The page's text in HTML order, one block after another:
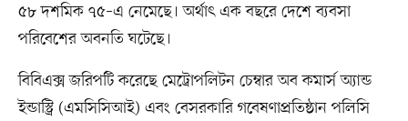
৫৮ দশমিক ৭৫–এ নেমেছে। অর্থাৎ এক বছরে দেশে ব্যবসা
পরিবেশের অবনতি ঘটেছে।
বিবিএক্স জরিপটি করেছে মেট্রোপলিটন চেম্বার অব কমার্স অ্যান্ড
ইন্ডাস্ট্রি (এমসিসিআই) এবং বেসরকারি গবেষণাপ্রতিষ্ঠান পলিসি